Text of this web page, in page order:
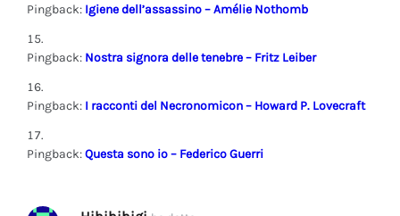
Pingback: Igiene dell’assassino – Amélie Nothomb
Pingback: Nostra signora delle tenebre – Fritz Leiber
Pingback: I racconti del Necronomicon – Howard P. Lovecraft
Pingback:Questa sono io – Federico Guerri